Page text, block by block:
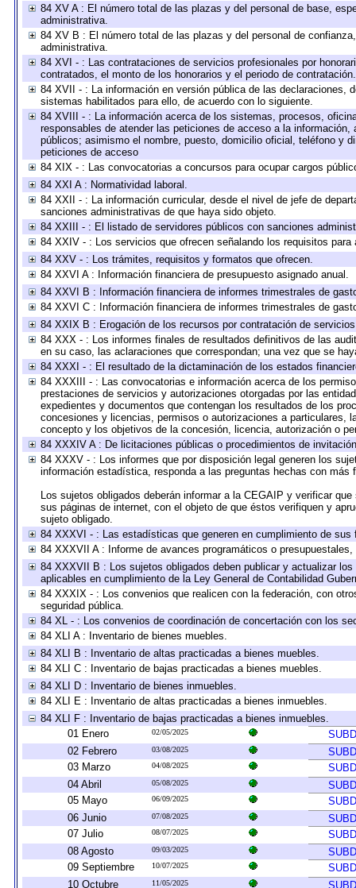
84 XV A : El número total de las plazas y del personal de base,
administrativa.
84 XV B : El número total de las plazas y del personal de
administrativa.
84 XVI - : Las contrataciones de servicios profesionales por
contratados, el monto de los honorarios y el periodo de contratación.
84 XVII - : La información en versión pública de las
sistemas habilitados para ello, de acuerdo con lo siguiente.
84 XVIII - : La información acerca de los sistemas, procesos,
responsables de atender las peticiones de acceso a la
públicos; asimismo el nombre, puesto, domicilio oficial, teléfono y
peticiones de acceso
84 XIX - : Las convocatorias a concursos para ocupar cargos
84 XXI A : Normatividad laboral.
84 XXII - : La información curricular, desde el nivel de jefe de
sanciones administrativas de que haya sido objeto.
84 XXIII - : El listado de servidores públicos con sanciones
84 XXIV - : Los servicios que ofrecen señalando los requisitos para
84 XXV - : Los trámites, requisitos y formatos que ofrecen.
84 XXVI A : Información financiera de presupuesto asignado anual.
84 XXVI B : Información financiera de informes trimestrales de
84 XXVI C : Información financiera de informes trimestrales de
84 XXIX B : Erogación de los recursos por contratación de
84 XXX - : Los informes finales de resultados definitivos de las
en su caso, las aclaraciones que correspondan; una vez que se
84 XXXI - : El resultado de la dictaminación de los estados
84 XXXIII - : Las convocatorias e información acerca de los
prestaciones de servicios y autorizaciones otorgadas por las
expedientes y documentos que contengan los resultados de los
concesiones y licencias, permisos o autorizaciones a particulares,
concepto y los objetivos de la concesión, licencia, autorización o
84 XXXIV A : De licitaciones públicas o procedimientos de
84 XXXV - : Los informes que por disposición legal generen los
información estadística, responda a las preguntas hechas con más
Los sujetos obligados deberán informar a la CEGAIP y verificar
sus páginas de internet, con el objeto de que éstos verifiquen y
sujeto obligado.
84 XXXVI - : Las estadísticas que generen en cumplimiento de
84 XXXVII A : Informe de avances programáticos o
84 XXXVII B : Los sujetos obligados deben publicar y actualizar
aplicables en cumplimiento de la Ley General de Contabilidad
84 XXXIX - : Los convenios que realicen con la federación, con
seguridad pública.
84 XL - : Los convenios de coordinación de concertación con los
84 XLI A : Inventario de bienes muebles.
84 XLI B : Inventario de altas practicadas a bienes muebles.
84 XLI C : Inventario de bajas practicadas a bienes muebles.
84 XLI D : Inventario de bienes inmuebles.
84 XLI E : Inventario de altas practicadas a bienes inmuebles.
84 XLI F : Inventario de bajas practicadas a bienes inmuebles.
01 Enero
02/05/2025
02 Febrero
03/08/2025
03 Marzo
04/08/2025
04 Abril
05/08/2025
05 Mayo
06/09/2025
06 Junio
07/08/2025
07 Julio
08/07/2025
08 Agosto
09/03/2025
09 Septiembre
10/07/2025
10 Octubre
11/05/2025